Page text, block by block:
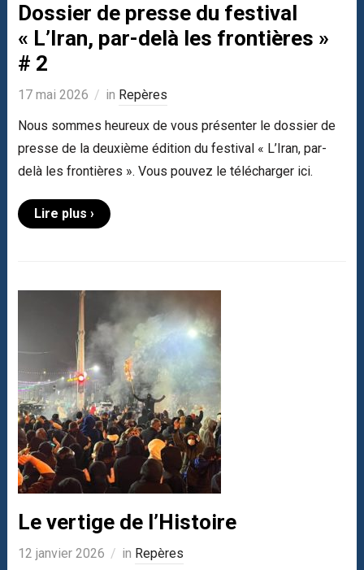
Dossier de presse du festival
« L’Iran, par-delà les frontières »
# 2
17 mai 2026 in Repères
Nous sommes heureux de vous présenter le dossier de
presse de la deuxième édition du festival « L’Iran, par-
delà les frontières ». Vous pouvez le télécharger ici.
Lire plus ›
Le vertige de l’Histoire
12 janvier 2026 in Repères